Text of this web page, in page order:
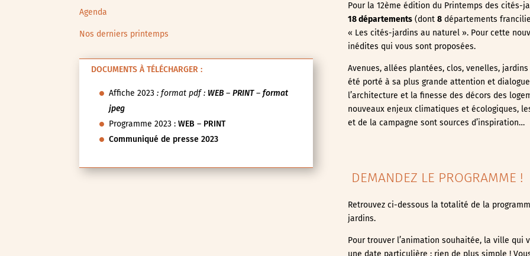
Agenda
Nos derniers printemps
DOCUMENTS À TÉLÉCHARGER :
Affiche 2023 : format pdf : WEB –PRINT–format
jpeg
Programme 2023 :WEB – PRINT
Communiqué de presse 2023
Pour la 12ème édition du Printemps des cités-
18 départements (dont8 départements
« Les cités-jardins au naturel ». Pour cette
inédites qui vous sont proposées.
Avenues, allées plantées, clos, venelles,
été porté à sa plus grande attention et
l’architecture et la finesse des décors des
nouveaux enjeux climatiques et écologiques,
et de la campagne sont sources d’inspiration…
DEMANDEZ LE PROGRAMME !
Retrouvez ci-dessous la totalité de la
jardins.
Pour trouver l’animation souhaitée, la ville qui
une date particulière : rien de plus simple !